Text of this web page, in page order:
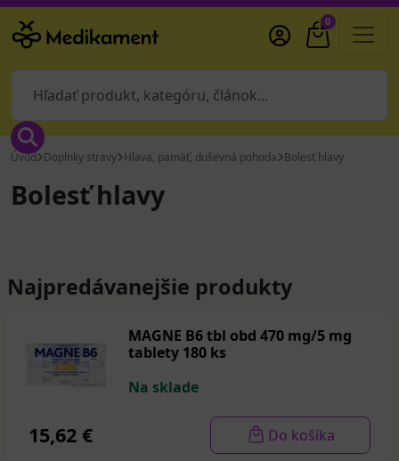
0
Úvod Doplnky stravy Hlava, pamäť, duševná pohoda Bolesť hlavy
Bolesť hlavy
Najpredávanejšie produkty
MAGNE B6 tbl obd 470 mg/5 mg
tablety 180 ks
Na sklade
15,62 € Do košíka